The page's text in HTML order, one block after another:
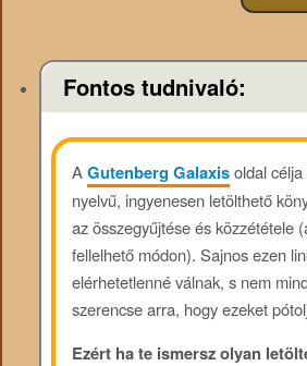
Fontos tudnivaló:
AGutenberg Galaxisoldal célja
nyelvű, ingyenesen letölthető
az összegyűjtése és közzététele
fellelhető módon). Sajnos ezen
elérhetetlenné válnak, s nem
szerencse arra, hogy ezeket
Ezért ha te ismersz olyan